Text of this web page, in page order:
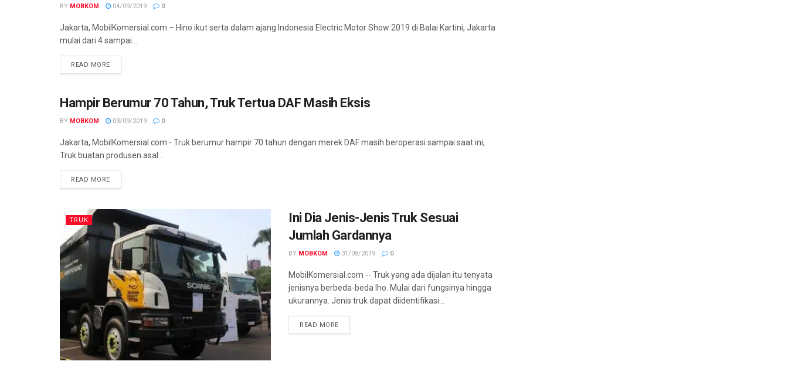
BY MOBKOM 04/09/2019 0
Jakarta, MobilKomersial.com – Hino ikut serta dalam ajang Indonesia Electric Motor Show 2019 di Balai Kartini, Jakarta
mulai dari 4 sampai...
READ MORE
TRUK
Hampir Berumur 70 Tahun, Truk Tertua DAF Masih Eksis
BY MOBKOM 03/09/2019 0
Jakarta, MobilKomersial.com - Truk berumur hampir 70 tahun dengan merek DAF masih beroperasi sampai saat ini,
Truk buatan produsen asal...
READ MORE
TRUK
Ini Dia Jenis-Jenis Truk Sesuai
Jumlah Gardannya
BY MOBKOM 31/08/2019 0
MobilKomersial.com -- Truk yang ada dijalan itu tenyata
jenisnya berbeda-beda lho. Mulai dari fungsinya hingga
ukurannya. Jenis truk dapat diidentifikasi...
READ MORE